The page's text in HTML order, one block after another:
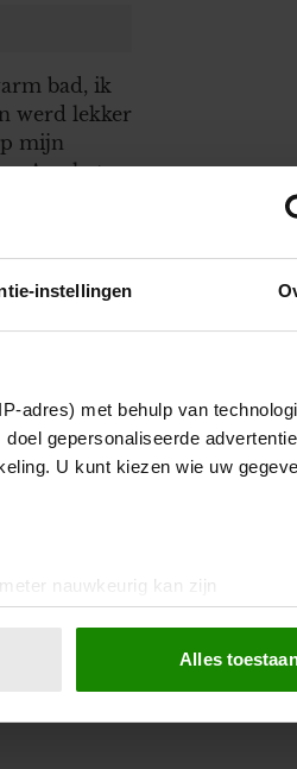
instellingen
adres) met behulp van
gepersonaliseerde
U kunt kiezen wie uw
nauwkeurig kan zijn
(fingerprinting)
Alles
bad, ik
werd lekker
mijn
Aan het
ravage in
maar
niet
kon
schillen.
na
heus wel
wel